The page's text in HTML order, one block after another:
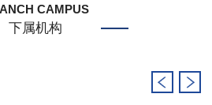
CAMPUS
下属机构